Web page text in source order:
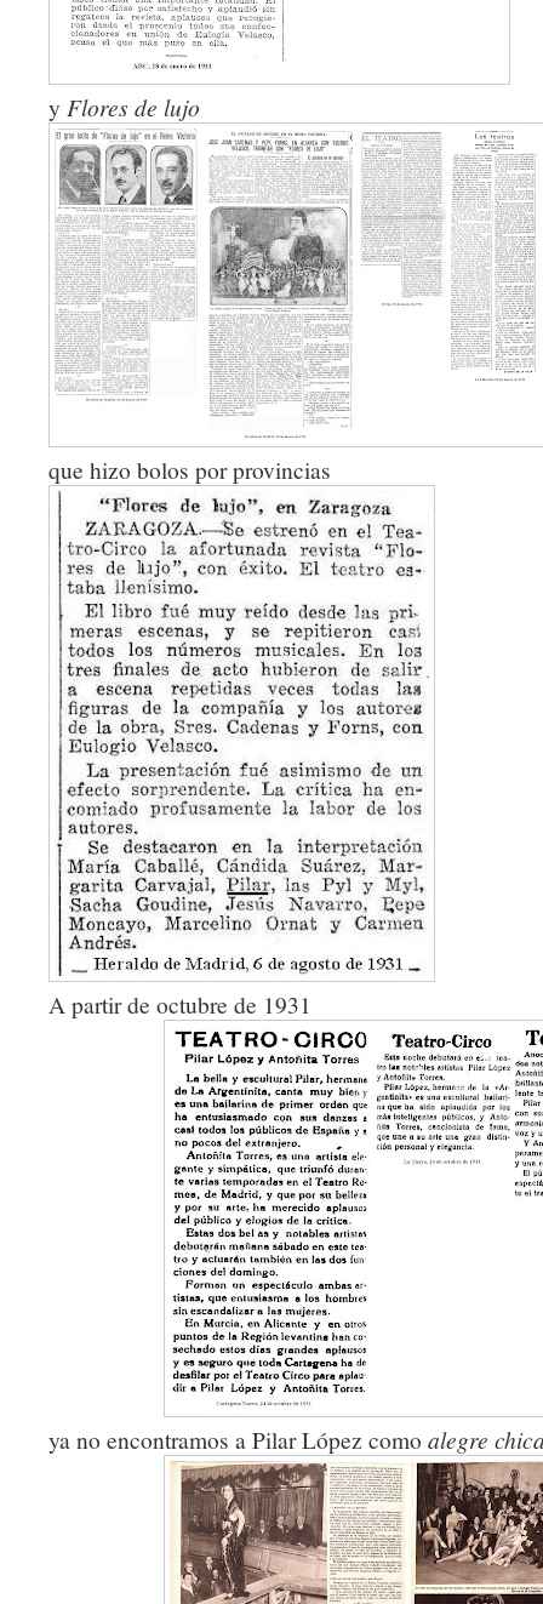
y Flores de lujo
que hizo bolos por provincias
A partir de octubre de 1931
ya no encontramos a Pilar López como alegre